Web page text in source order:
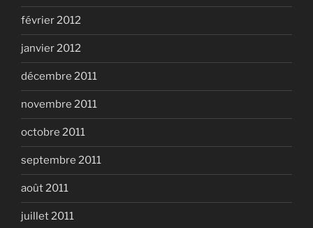
février 2012
janvier 2012
décembre 2011
novembre 2011
octobre 2011
septembre 2011
août 2011
juillet 2011